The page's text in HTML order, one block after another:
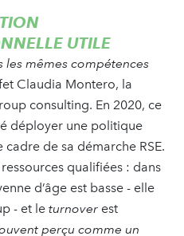
UTILE
les mêmes compétences
Claudia Montero, la
consulting. En 2020, ce
déployer une politique
de sa démarche RSE.
qualifiées : dans
d’âge est basse - elle
- et le turnover est
perçu comme un